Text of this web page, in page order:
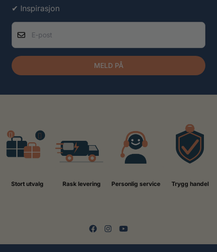
✔ Inspirasjon
E-post
MELD PÅ
Stort utvalg Rask levering Personlig service Trygg handel